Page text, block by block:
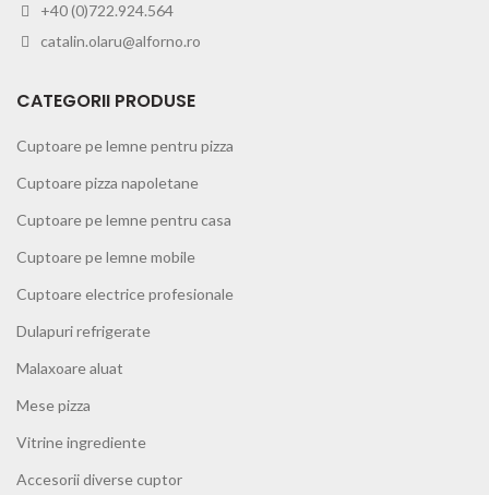
+40 (0)722.924.564
catalin.olaru@alforno.ro
CATEGORII PRODUSE
Cuptoare pe lemne pentru pizza
Cuptoare pizza napoletane
Cuptoare pe lemne pentru casa
Cuptoare pe lemne mobile
Cuptoare electrice profesionale
Dulapuri refrigerate
Malaxoare aluat
Mese pizza
Vitrine ingrediente
Accesorii diverse cuptor